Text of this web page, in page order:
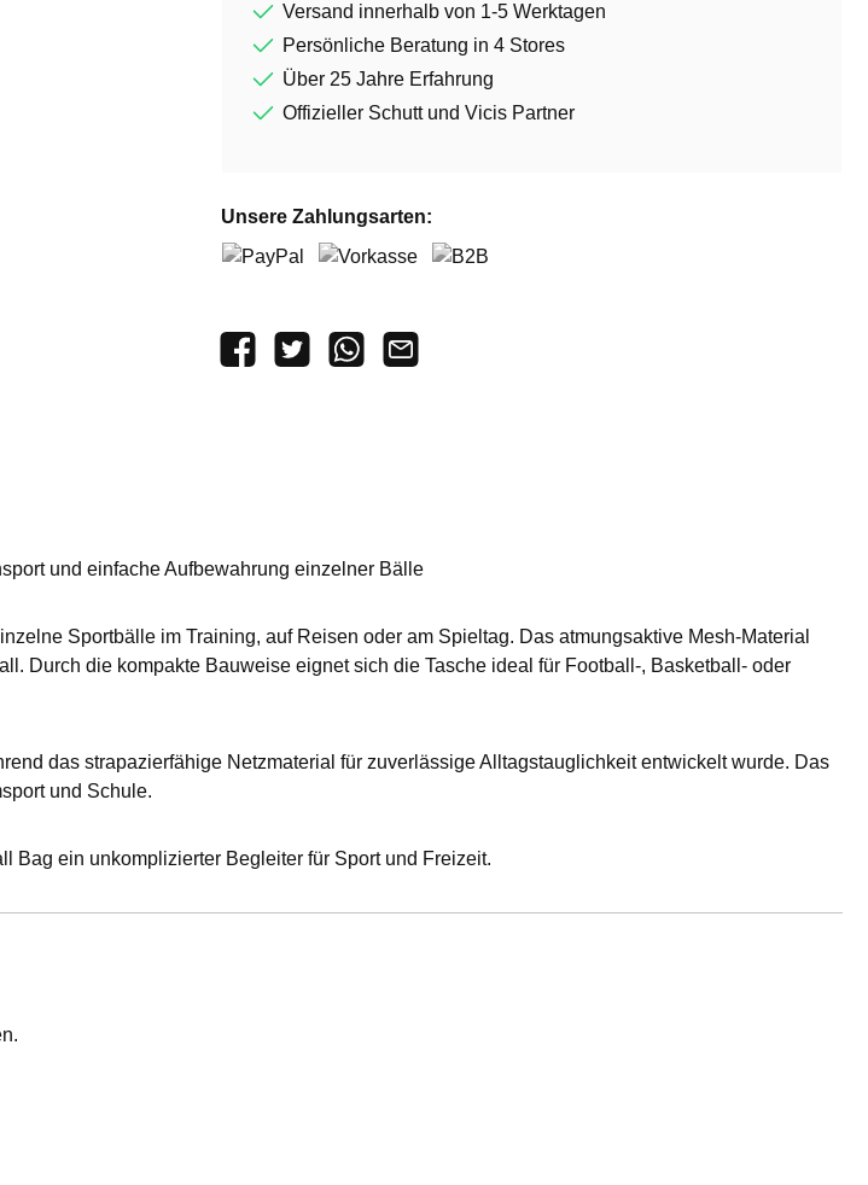
Versand innerhalb von 1-5 Werktagen
Persönliche Beratung in 4 Stores
Über 25 Jahre Erfahrung
Offizieller Schutt und Vicis Partner
Unsere Zahlungsarten:
und einfache Aufbewahrung einzelner Bälle
Sportbälle im Training, auf Reisen oder am Spieltag. Das atmungsaktive Mesh-Material
Durch die kompakte Bauweise eignet sich die Tasche ideal für Football-, Basketball- oder
das strapazierfähige Netzmaterial für zuverlässige Alltagstauglichkeit entwickelt wurde. Das
und Schule.
Bag ein unkomplizierter Begleiter für Sport und Freizeit.